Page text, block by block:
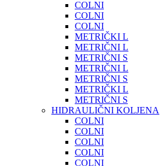
COLNI
COLNI
COLNI
METRIČKI L
METRIČNI L
METRIČNI S
METRIČNI L
METRIČNI S
METRIČKI L
METRIČNI S
HIDRAULIČNI KOLJENA
COLNI
COLNI
COLNI
COLNI
COLNI